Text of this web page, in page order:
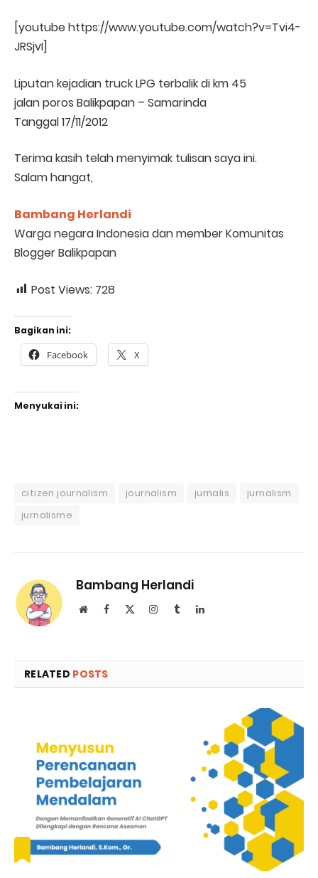
[youtube https://www.youtube.com/watch?v=Tvi4-
JRSjvI]
Liputan kejadian truck LPG terbalik di km 45
jalan poros Balikpapan – Samarinda
Tanggal 17/11/2012
Terima kasih telah menyimak tulisan saya ini.
Salam hangat,
Bambang Herlandi
Warga negara Indonesia dan member Komunitas
Blogger Balikpapan
Post Views: 728
Bagikan ini:
Facebook X
Menyukai ini:
citizen journalism journalism jurnalis
jurnalism
jurnalisme
Bambang Herlandi
WebsiteFacebook Instagram
TumblrLinkedIn
RELATED POSTS